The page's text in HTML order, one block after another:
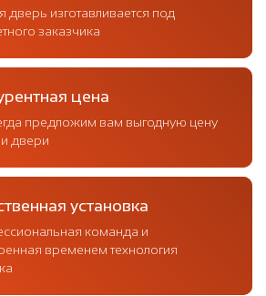
дверь изготавливается под
заказчика
цена
предложим вам выгодную цену
двери
установка
команда и
временем технология